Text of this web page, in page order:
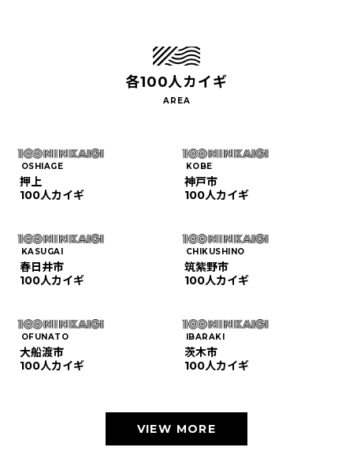
各100人カイギ
OSHIAGE
押上
100人カイギ
KOBE
神戸市
100人カイギ
KASUGAI
春日井市
100人カイギ
CHIKUSHINO
筑紫野市
100人カイギ
OFUNATO
大船渡市
100人カイギ
IBARAKI
茨木市
100人カイギ
VIEW MORE